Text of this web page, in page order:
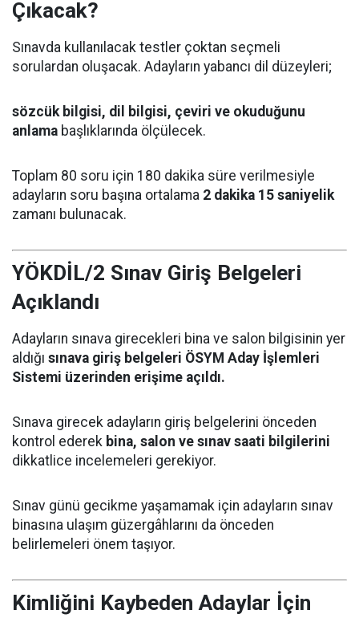
Çıkacak?
Sınavda kullanılacak testler çoktan seçmeli
sorulardan oluşacak. Adayların yabancı dil düzeyleri;
sözcük bilgisi, dil bilgisi, çeviri ve okuduğunu
anlama başlıklarında ölçülecek.
Toplam 80 soru için 180 dakika süre verilmesiyle
adayların soru başına ortalama 2 dakika 15 saniyelik
zamanı bulunacak.
YÖKDİL/2 Sınav Giriş Belgeleri
Açıklandı
Adayların sınava girecekleri bina ve salon bilgisinin yer
aldığı sınava giriş belgeleri ÖSYM Aday İşlemleri
Sistemi üzerinden erişime açıldı.
Sınava girecek adayların giriş belgelerini önceden
kontrol ederek bina, salon ve sınav saati bilgilerini
dikkatlice incelemeleri gerekiyor.
Sınav günü gecikme yaşamamak için adayların sınav
binasına ulaşım güzergâhlarını da önceden
belirlemeleri önem taşıyor.
Kimliğini Kaybeden Adaylar İçin